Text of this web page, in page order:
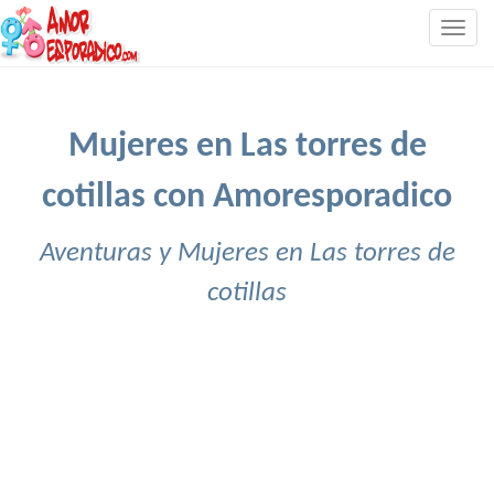
Mujeres en Las torres de
cotillas con Amoresporadico
Aventuras y Mujeres en Las torres de
cotillas